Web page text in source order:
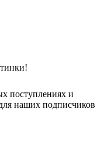
поступлениях и
наших подписчиков